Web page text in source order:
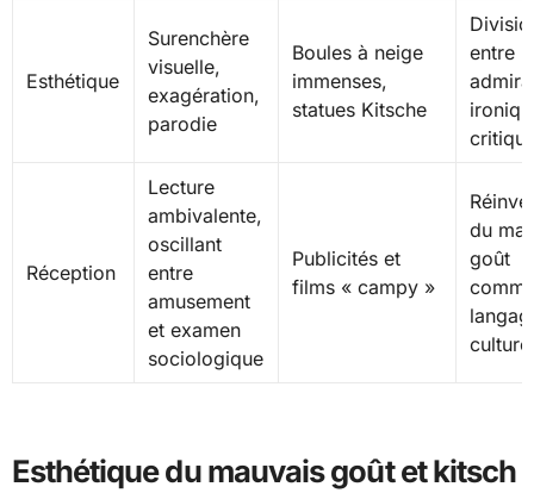
Esthétique
Surenchère
visuelle,
exagération,
parodie
Boules à neige
immenses,
statues Kitsche
entre
Réception
Lecture
ambivalente,
oscillant
entre
amusement
et examen
sociologique
Publicités et
films « campy »
du
goût
culturel
Esthétique du mauvais goût et kitsch